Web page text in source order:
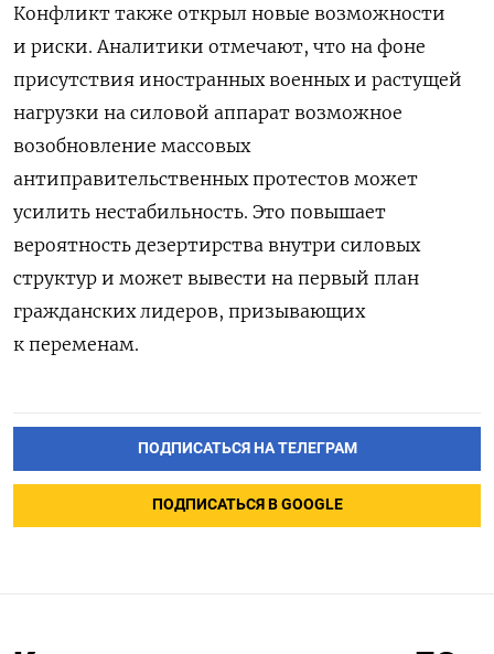
Конфликт также открыл новые возможности
и риски. Аналитики отмечают, что на фоне
присутствия иностранных военных и растущей
нагрузки на силовой аппарат возможное
возобновление массовых ​
антиправительственных протестов может
усилить нестабильность. Это повышает
вероятность дезертирства внутри силовых
структур и может вывести на первый план
гражданских лидеров, призывающих
к переменам.
ПОДПИСАТЬСЯ НА ТЕЛЕГРАМ
ПОДПИСАТЬСЯ В GOOGLE